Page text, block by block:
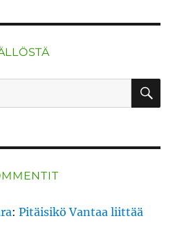
:Pitäisikö Vantaa liittää